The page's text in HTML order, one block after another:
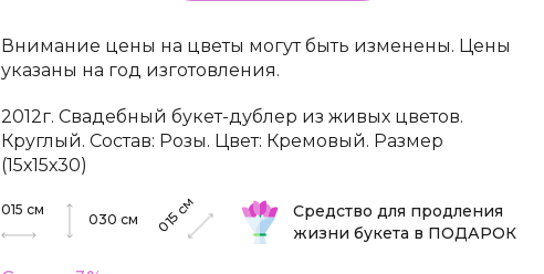
Внимание цены на цветы могут быть изменены. Цены
указаны на год изготовления.
2012г. Свадебный букет-дублер из живых цветов.
Круглый. Состав: Розы. Цвет: Кремовый. Размер
(15х15х30)
015 см
030 см 015
см
Средство для продления
жизни букета в ПОДАРОК